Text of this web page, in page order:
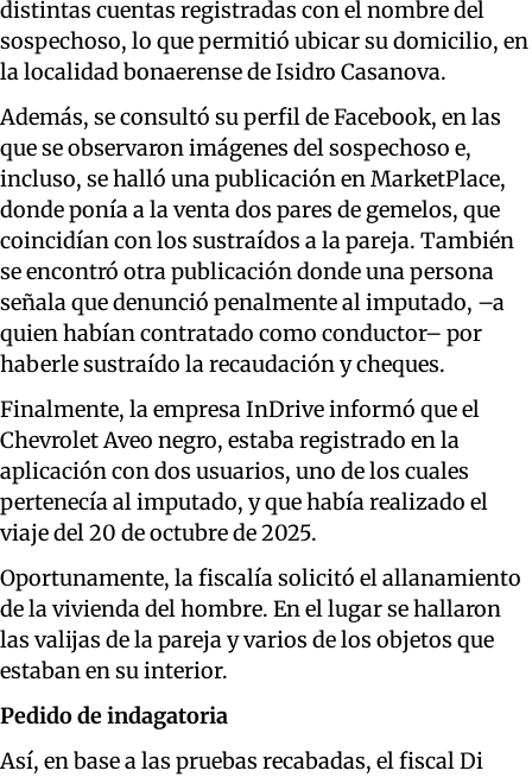
distintas cuentas registradas con el nombre del
sospechoso, lo que permitió ubicar su domicilio, en
la localidad bonaerense de Isidro Casanova.
Además, se consultó su perfil de Facebook, en las
que se observaron imágenes del sospechoso e,
incluso, se halló una publicación en MarketPlace,
donde ponía a la venta dos pares de gemelos, que
coincidían con los sustraídos a la pareja. También
se encontró otra publicación donde una persona
señala que denunció penalmente al imputado, –a
quien habían contratado como conductor– por
haberle sustraído la recaudación y cheques.
Finalmente, la empresa InDrive informó que el
Chevrolet Aveo negro, estaba registrado en la
aplicación con dos usuarios, uno de los cuales
pertenecía al imputado, y que había realizado el
viaje del 20 de octubre de 2025.
Oportunamente, la fiscalía solicitó el allanamiento
de la vivienda del hombre. En el lugar se hallaron
las valijas de la pareja y varios de los objetos que
estaban en su interior.
Pedido de indagatoria
Así, en base a las pruebas recabadas, el fiscal Di